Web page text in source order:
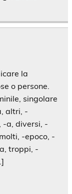
la
o persone.
singolare
altri, -
a, diversi, -
-epoco, -
troppi, -